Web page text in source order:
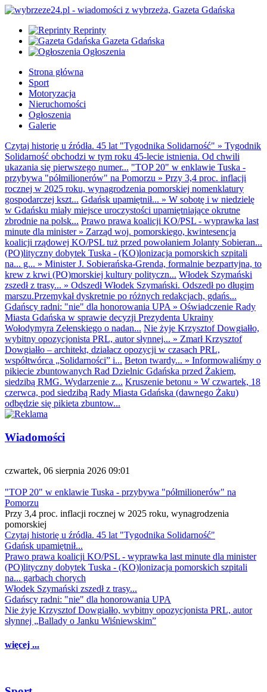
Reprinty
Gazeta Gdańska
Ogłoszenia
Strona główna
Sport
Motoryzacja
Nieruchomości
Ogłoszenia
Galerie
Czytaj historię u źródła. 45 lat "Tygodnika Solidarność" » Tygodnik
Solidarność obchodzi w tym roku 45-lecie istnienia. Od chwili
ukazania się pierwszego numer... "TOP 20" w enklawie Tuska -
przybywa "półmilionerów" na Pomorzu » Przy 3,4 proc. inflacji
rocznej w 2025 roku, wynagrodzenia pomorskiej nomenklatury
gospodarczej kszt... Gdańsk upamiętnił... » W sobotę i w niedzielę
w Gdańsku miały miejsce uroczystości upamiętniające okrutne
zbrodnie na polsk... Prawo prawa koalicji KO/PSL - wyprawka last
minute dla minister» Zarząd woj. pomorskiego, kwintesencja
koalicji rządowej KO/PSL tuż przed powołaniem Jolanty Sobieran...
(PO)lityczny dobytek Tuska - (KO)lonizacja pomorskich szpitali
na... g... » Minister J. Sobierańska-Grenda, formalnie bezpartyjna, to
krew z krwi (PO)morskiej kultury polityczn... Włodek Szymański
zszedł z trasy... » Odszedł Włodek Szymański. Odszedł po długim
marszu.Przemykał dyskretnie po różnych redakcjach, gdańs...
Gdańscy radni: "nie" dla honorowania UPA » Oświadczenie Rady
Miasta Gdańska w sprawie decyzji Prezydenta Ukrainy
Wołodymyra Zełenskiego o nadan... Nie żyje Krzysztof Dowgiałło,
wybitny opozycjonista PRL, autor słynnej... » Zmarł Krzysztof
Dowgiałło – architekt, działacz opozycji w czasach PRL,
współtwórca „Solidarności” i... Beton twardy... » Informowaliśmy o
pikiecie zbuntowanych Rad Dzielnic Gdańska przed Żakiem,
siedzibą RMG. Wydarzenie z... Kruszenie betonu » W czwartek, 18
czerwca, pod siedzibą Rady Miasta Gdańska (dawnego Żaku)
odbędzie się pikieta zbuntow...
Wiadomości
czwartek, 06 sierpnia 2026 09:01
"TOP 20" w enklawie Tuska - przybywa "półmilionerów" na
Pomorzu
Przy 3,4 proc. inflacji rocznej w 2025 roku, wynagrodzenia
pomorskiej
Czytaj historię u źródła. 45 lat "Tygodnika Solidarność"
Gdańsk upamiętnił...
Prawo prawa koalicji KO/PSL - wyprawka last minute dla minister
(PO)lityczny dobytek Tuska - (KO)lonizacja pomorskich szpitali
na... garbach chorych
Włodek Szymański zszedł z trasy...
Gdańscy radni: "nie" dla honorowania UPA
Nie żyje Krzysztof Dowgiałło, wybitny opozycjonista PRL, autor
słynnej „Ballady o Janku Wiśniewskim”
więcej ...